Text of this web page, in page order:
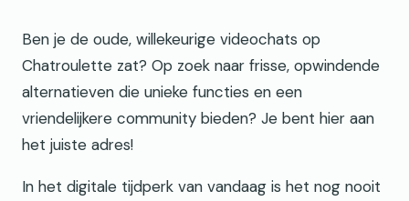
Ben je de oude, willekeurige videochats op
Chatroulette zat? Op zoek naar frisse, opwindende
alternatieven die unieke functies en een
vriendelijkere community bieden? Je bent hier aan
het juiste adres!
In het digitale tijdperk van vandaag is het nog nooit